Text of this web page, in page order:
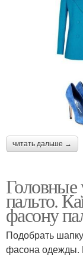
читать дальше →
Головные
пальто.
фасону
Подобрать
фасона одежды.